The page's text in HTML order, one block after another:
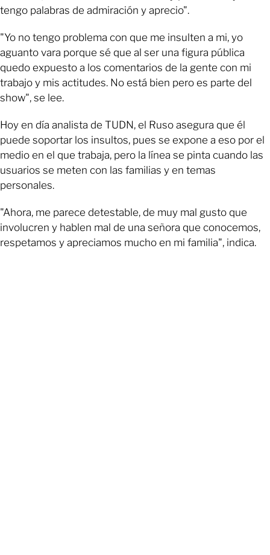
tengo palabras de admiración y aprecio".
"Yo no tengo problema con que me insulten a mi, yo
aguanto vara porque sé que al ser una figura pública
quedo expuesto a los comentarios de la gente con mi
trabajo y mis actitudes. No está bien pero es parte del
show", se lee.
Hoy en día analista de TUDN, el Ruso asegura que él
puede soportar los insultos, pues se expone a eso por el
medio en el que trabaja, pero la línea se pinta cuando las
usuarios se meten con las familias y en temas
personales.
"Ahora, me parece detestable, de muy mal gusto que
involucren y hablen mal de una señora que conocemos,
respetamos y apreciamos mucho en mi familia", indica.